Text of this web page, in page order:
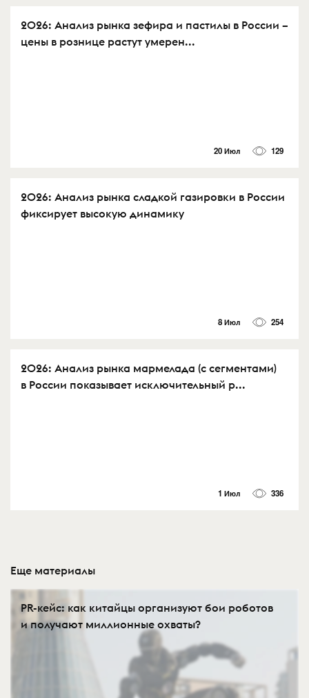
2026: Анализ рынка зефира и пастилы в России –
цены в рознице растут умерен...
20 Июл 129
2026: Анализ рынка сладкой газировки в России
фиксирует высокую динамику
8 Июл 254
2026: Анализ рынка мармелада (с сегментами)
в России показывает исключительный р...
1 Июл 336
Еще материалы
PR-кейс: как китайцы организуют бои роботов
и получают миллионные охваты?